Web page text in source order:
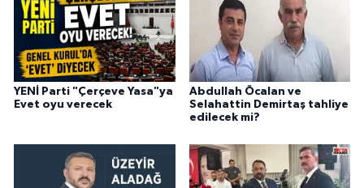
YENİ Parti "Çerçeve Yasa"ya
Evet oyu verecek
Abdullah Öcalan ve
Selahattin Demirtaş tahliye
edilecek mi?